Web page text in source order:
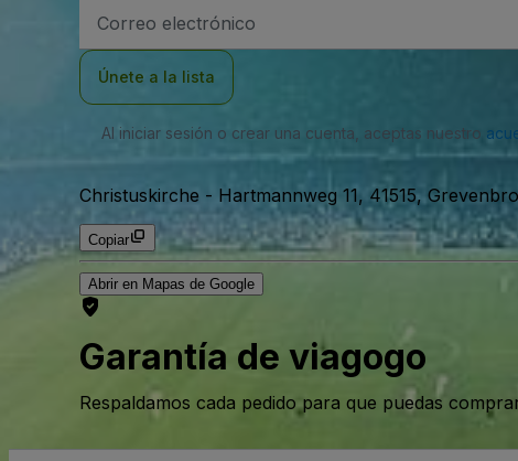
de
Únete a la lista
Al iniciar sesión o crear una cuenta, aceptas nuestro
Christuskirche - Hartmannweg 11, 41515,
Copiar
Abrir en Mapas de Google
Garantía de viagogo
Respaldamos cada pedido para que puedas